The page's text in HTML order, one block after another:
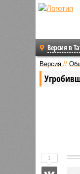
Версия в
Версия //
1